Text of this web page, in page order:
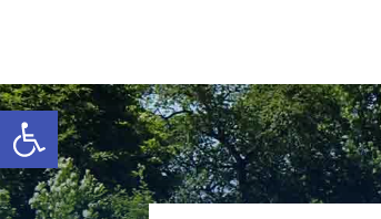
Ouvrir la barre d’outils